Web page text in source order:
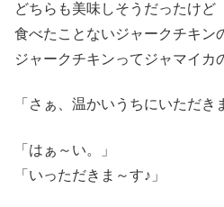
どちらも美味しそうだったけど
食べたことないジャークチキン
ジャークチキンってジャマイカ
「さぁ、温かいうちにいただき
「はぁ～い。」
「いっただきま～す♪」